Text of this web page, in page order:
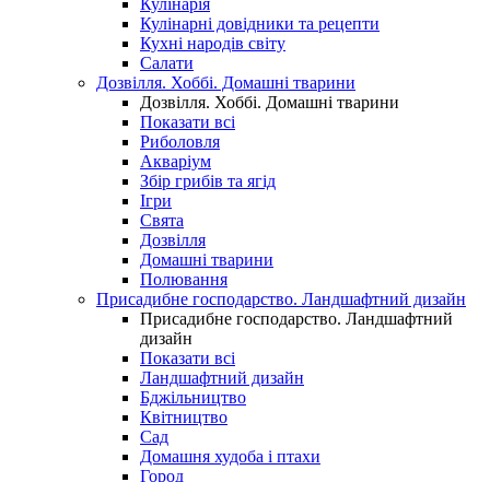
Кулінарія
Кулінарні довідники та рецепти
Кухні народів світу
Салати
Дозвілля. Хоббі. Домашні тварини
Дозвілля. Хоббі. Домашні тварини
Показати всі
Риболовля
Акваріум
Збір грибів та ягід
Ігри
Свята
Дозвілля
Домашні тварини
Полювання
Присадибне господарство. Ландшафтний дизайн
Присадибне господарство. Ландшафтний
дизайн
Показати всі
Ландшафтний дизайн
Бджільництво
Квітництво
Сад
Домашня худоба і птахи
Город